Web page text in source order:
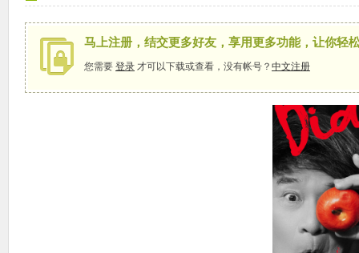
马上注册，结交更多好友，享用更多功能，让你轻
您需要 登录 才可以下载或查看，没有帐号？ 中文注册